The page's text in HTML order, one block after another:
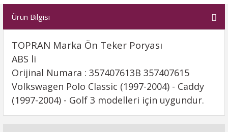
Ürün Bilgisi
TOPRAN Marka Ön Teker Poryası
ABS li
Orijinal Numara : 357407613B 357407615
Volkswagen Polo Classic (1997-2004) - Caddy
(1997-2004) - Golf 3 modelleri için uygundur.